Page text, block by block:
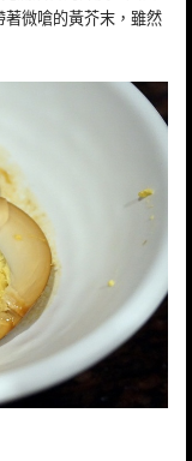
著微嗆的黃芥末，雖然